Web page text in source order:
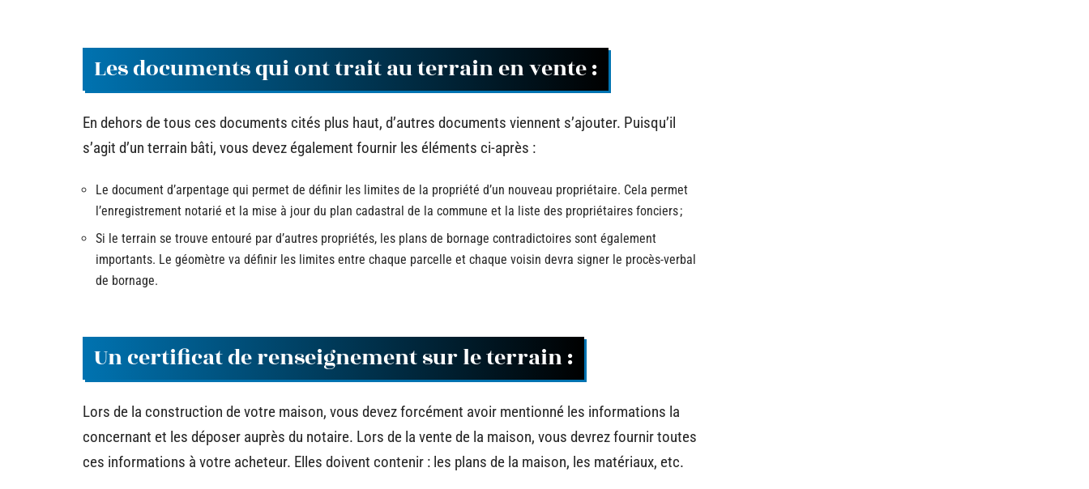
Les documents qui ont trait au terrain en vente :
En dehors de tous ces documents cités plus haut, d’autres documents viennent s’ajouter. Puisqu’il
s’agit d’un terrain bâti, vous devez également fournir les éléments ci-après :
Le document d’arpentage qui permet de définir les limites de la propriété d’un nouveau propriétaire. Cela permet
l’enregistrement notarié et la mise à jour du plan cadastral de la commune et la liste des propriétaires fonciers ;
Si le terrain se trouve entouré par d’autres propriétés, les plans de bornage contradictoires sont également
importants. Le géomètre va définir les limites entre chaque parcelle et chaque voisin devra signer le procès-verbal
de bornage.
Un certificat de renseignement sur le terrain :
Lors de la construction de votre maison, vous devez forcément avoir mentionné les informations la
concernant et les déposer auprès du notaire. Lors de la vente de la maison, vous devrez fournir toutes
ces informations à votre acheteur. Elles doivent contenir : les plans de la maison, les matériaux, etc.